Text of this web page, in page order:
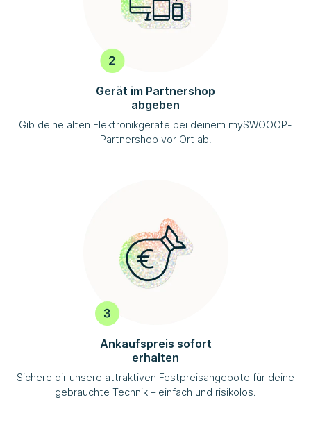
Gerät im Partnershop
abgeben
Gib deine alten Elektronikgeräte bei deinem mySWOOOP-
Partnershop vor Ort ab.
Ankaufspreis sofort
erhalten
Sichere dir unsere attraktiven Festpreisangebote für deine
gebrauchte Technik – einfach und risikolos.